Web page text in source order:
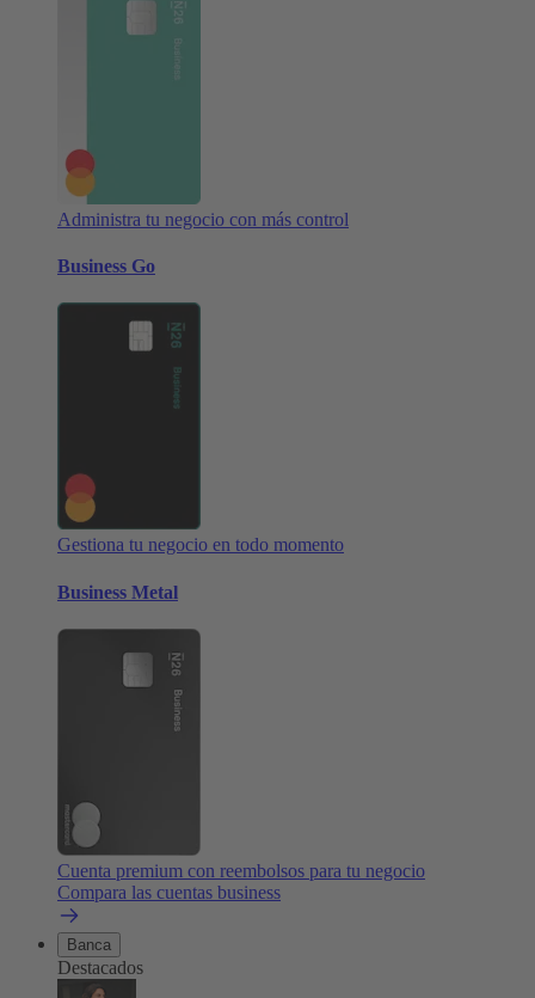
Administra tu negocio con más control
Business Go
Gestiona tu negocio en todo momento
Business Metal
Cuenta premium con reembolsos para tu negocio
Compara las cuentas business
Banca
Destacados